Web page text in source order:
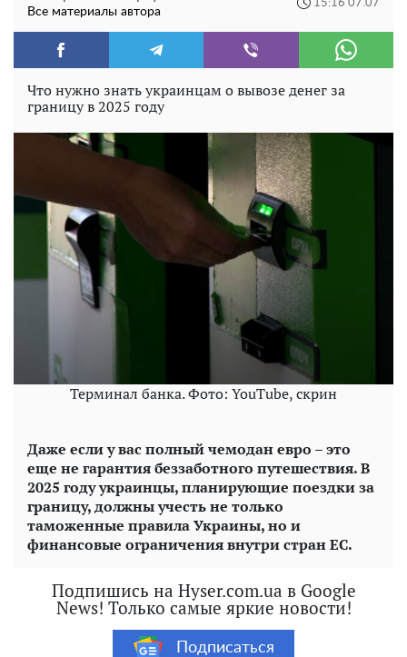
Все материалы автора
15:16 07.07
Что нужно знать украинцам о вывозе денег за
границу в 2025 году
Терминал банка. Фото: YouTube, скрин
Даже если у вас полный чемодан евро – это
еще не гарантия беззаботного путешествия. В
2025 году украинцы, планирующие поездки за
границу, должны учесть не только
таможенные правила Украины, но и
финансовые ограничения внутри стран ЕС.
Подпишись на Hyser.com.ua в Google
News! Только самые яркие новости!
Подписаться